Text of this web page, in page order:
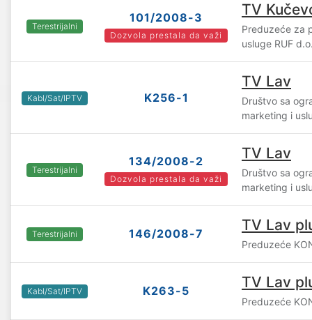
Terestrijalni
101/2008-3
Dozvola prestala da važi
TV
Preduzeće za
usluge RUF
Kabl/Sat/IPTV K256-1
TV Lav
Društvo sa
marketing i
Terestrijalni
134/2008-2
Dozvola prestala da važi
TV Lav
Društvo sa
marketing i
Terestrijalni 146/2008-7 TV Lav
Preduzeće
Kabl/Sat/IPTV K263-5 TV Lav
Preduzeće